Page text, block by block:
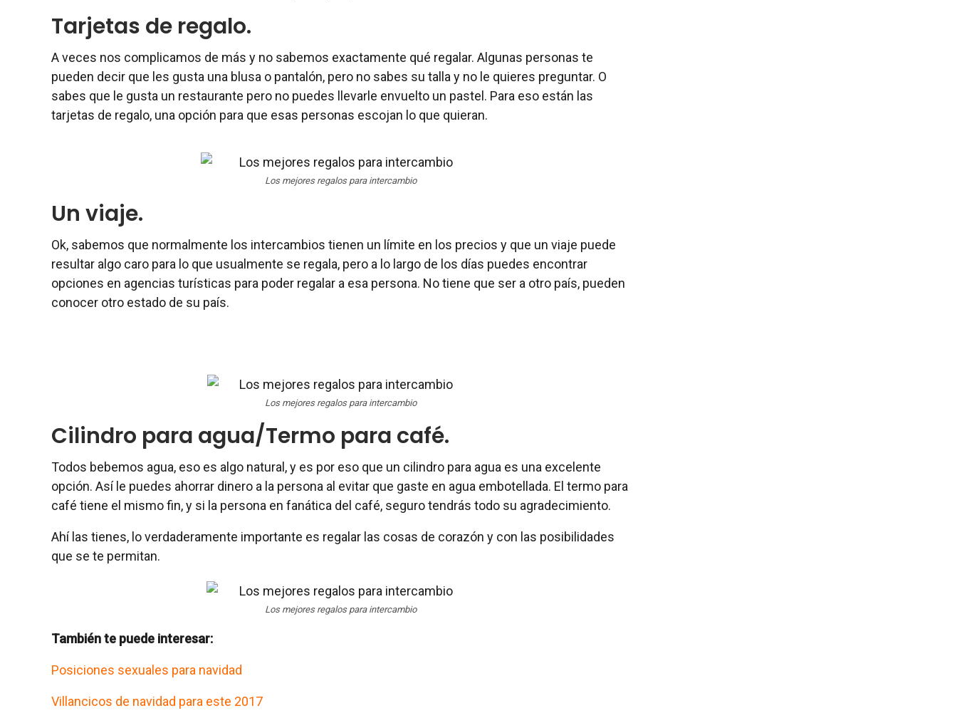
Tarjetas de regalo.
A veces nos complicamos de más y no sabemos exactamente qué regalar. Algunas personas te
pueden decir que les gusta una blusa o pantalón, pero no sabes su talla y no le quieres preguntar. O
sabes que le gusta un restaurante pero no puedes llevarle envuelto un pastel. Para eso están las
tarjetas de regalo, una opción para que esas personas escojan lo que quieran.
Los mejores regalos para intercambio
Un viaje.
Ok, sabemos que normalmente los intercambios tienen un límite en los precios y que un viaje puede
resultar algo caro para lo que usualmente se regala, pero a lo largo de los días puedes encontrar
opciones en agencias turísticas para poder regalar a esa persona. No tiene que ser a otro país, pueden
conocer otro estado de su país.
Los mejores regalos para intercambio
Cilindro para agua/Termo para café.
Todos bebemos agua, eso es algo natural, y es por eso que un cilindro para agua es una excelente
opción. Así le puedes ahorrar dinero a la persona al evitar que gaste en agua embotellada. El termo para
café tiene el mismo fin, y si la persona en fanática del café, seguro tendrás todo su agradecimiento.
Ahí las tienes, lo verdaderamente importante es regalar las cosas de corazón y con las posibilidades
que se te permitan.
Los mejores regalos para intercambio
También te puede interesar:
Posiciones sexuales para navidad
Villancicos de navidad para este 2017